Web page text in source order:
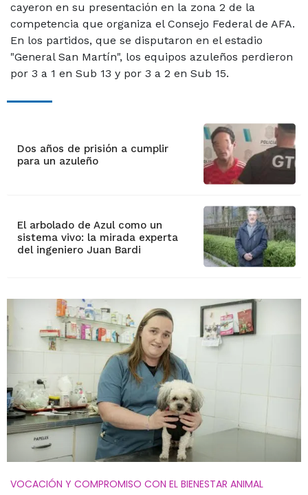
cayeron en su presentación en la zona 2 de la
competencia que organiza el Consejo Federal de AFA.
En los partidos, que se disputaron en el estadio
"General San Martín", los equipos azuleños perdieron
por 3 a 1 en Sub 13 y por 3 a 2 en Sub 15.
Dos años de prisión a cumplir
para un azuleño
El arbolado de Azul como un
sistema vivo: la mirada experta
del ingeniero Juan Bardi
VOCACIÓN Y COMPROMISO CON EL BIENESTAR ANIMAL